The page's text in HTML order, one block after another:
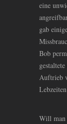
eine
gab
Bob
Auftrieb
Will man